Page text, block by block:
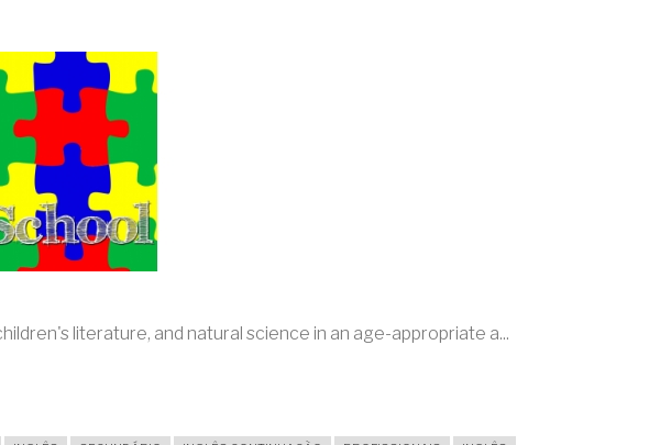
literature, and natural science in an age-appropriate a...